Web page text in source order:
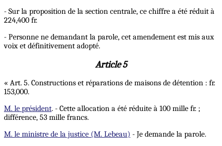
- Sur la proposition de la section centrale, ce chiffre a été réduit à
224,400 fr.
- Personne ne demandant la parole, cet amendement est mis aux
voix et définitivement adopté.
Article 5
« Art. 5. Constructions et réparations de maisons de détention : fr.
153,000.
M. le président. - Cette allocation a été réduite à 100 mille fr. ;
différence, 53 mille francs.
M. le ministre de la justice (M. Lebeau) - Je demande la parole.